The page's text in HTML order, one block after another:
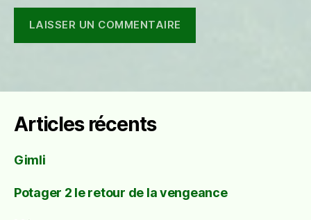
Articles récents
Gimli
Potager 2 le retour de la vengeance